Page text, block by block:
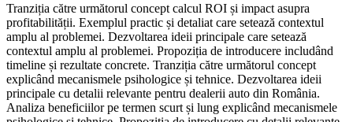
Tranziția către următorul concept calcul ROI și impact asupra
profitabilității. Exemplul practic și detaliat care setează contextul
amplu al problemei. Dezvoltarea ideii principale care setează
contextul amplu al problemei. Propoziția de introducere includând
timeline și rezultate concrete. Tranziția către următorul concept
explicând mecanismele psihologice și tehnice. Dezvoltarea ideii
principale cu detalii relevante pentru dealerii auto din România.
Analiza beneficiilor pe termen scurt și lung explicând mecanismele